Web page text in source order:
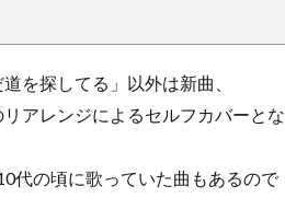
を探してる」以外は新曲、
アレンジによるセルフカバーとな
代の頃に歌っていた曲もあるので